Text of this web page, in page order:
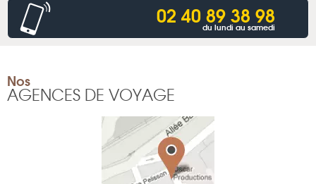
02 40 89 38 98
du lundi au samedi
Nos
AGENCES DE VOYAGE